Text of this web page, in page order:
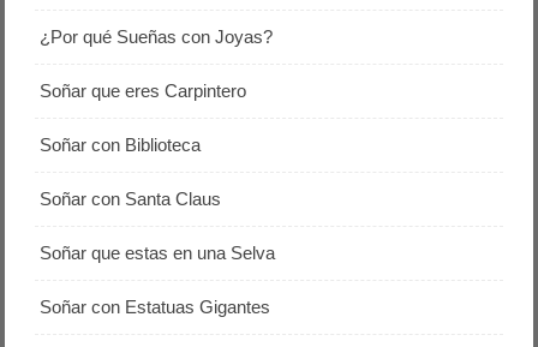
¿Por qué Sueñas con Joyas?
Soñar que eres Carpintero
Soñar con Biblioteca
Soñar con Santa Claus
Soñar que estas en una Selva
Soñar con Estatuas Gigantes